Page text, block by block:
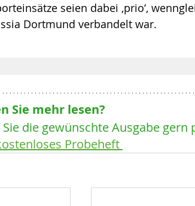
seien dabei ‚prio‘,
Dortmund verbandelt war.
Sie mehr lesen?
die gewünschte Ausgabe
Probeheft